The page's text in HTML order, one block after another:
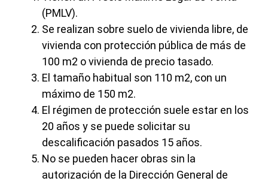
(PMLV).
Se realizan sobre suelo de vivienda libre, de
vivienda con protección pública de más de
100 m2 o vivienda de precio tasado.
El tamaño habitual son 110 m2, con un
máximo de 150 m2.
El régimen de protección suele estar en los
20 años y se puede solicitar su
descalificación pasados 15 años.
No se pueden hacer obras sin la
autorización de la Dirección General de